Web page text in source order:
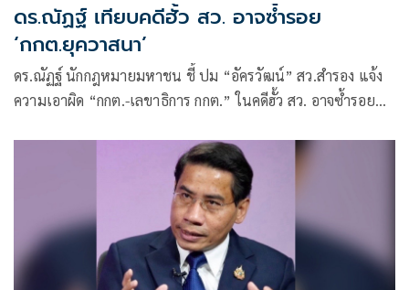
ดร.ณัฏฐ์ เทียบคดีฮั้ว สว. อาจซ้ำรอย
‘กกต.ยุควาสนา’
ดร.ณัฏฐ์ นักกฎหมายมหาชน ชี้ ปม “อัครวัฒน์” สว.สำรอง แจ้ง
ความเอาผิด “กกต.-เลขาธิการ กกต.” ในคดีฮั้ว สว. อาจซ้ำรอย